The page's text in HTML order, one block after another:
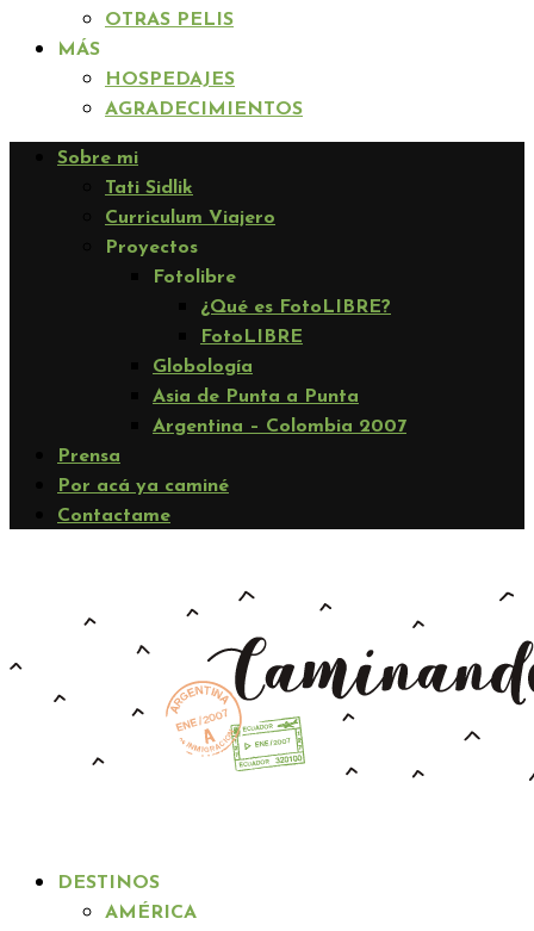
OTRAS PELIS
MÁS
HOSPEDAJES
AGRADECIMIENTOS
Sobre mi
Tati Sidlik
Curriculum Viajero
Proyectos
Fotolibre
¿Qué es FotoLIBRE?
FotoLIBRE
Globología
Asia de Punta a Punta
Argentina – Colombia 2007
Prensa
Por acá ya caminé
Contactame
DESTINOS
AMÉRICA